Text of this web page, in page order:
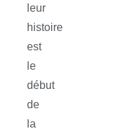
leur
histoire
est
le
début
de
la